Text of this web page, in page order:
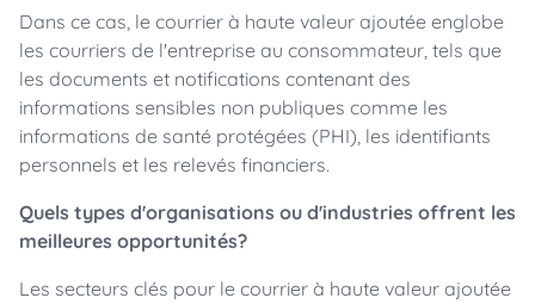
Dans ce cas, le courrier à haute valeur ajoutée englobe
les courriers de l'entreprise au consommateur, tels que
les documents et notifications contenant des
informations sensibles non publiques comme les
informations de santé protégées (PHI), les identifiants
personnels et les relevés financiers.
Quels types d'organisations ou d'industries offrent les
meilleures opportunités?
Les secteurs clés pour le courrier à haute valeur ajoutée